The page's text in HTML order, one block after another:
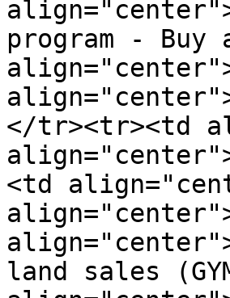
program - Buy
</tr><tr><td
<td
land sales